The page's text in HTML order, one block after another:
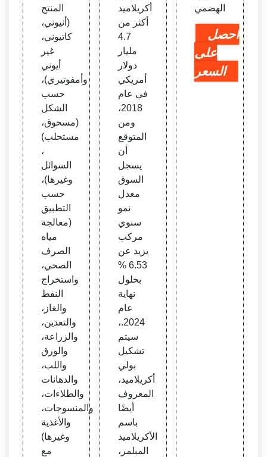
المنتج
(أنيوني،
كاتيوني،
غير
أيوني
وأمفوتيري)،
حسب
الشكل
(مسحوق،
مستحلب)
،
السوائل
وغيرها)،
حسب
التطبيق
(معالجة
مياه
الصرف
الصحي،
واستخراج
النفط
والغاز،
والتعدين،
والزراعة،
والورق
واللب،
والدهانات
والطلاءات،
والمنسوجات،
والأغذية
وغيرها)
مع
أكريلاميد
أكثر من
4.7
مليار
دولار
أمريكي
في عام
2018،
ومن
المتوقع
أن
يسجل
السوق
معدل
نمو
سنوي
مركب
يزيد عن
6.53 %
بحلول
نهاية
عام
2024.،
سيتم
تشكيل
بولي
أكريلاميد،
المعروف
أيضًا
باسم
الأكريلاميد
المبلمر،
الهضمي
احصل
على
السعر